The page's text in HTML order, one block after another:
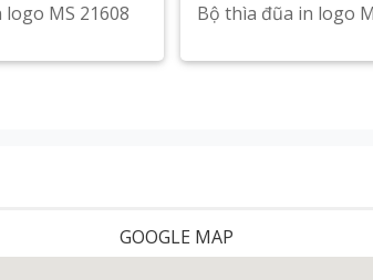
MS 21608 Bộ thìa đũa in logo
GOOGLE MAP